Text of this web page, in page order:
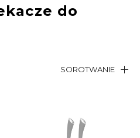
do
SOROTWANIE